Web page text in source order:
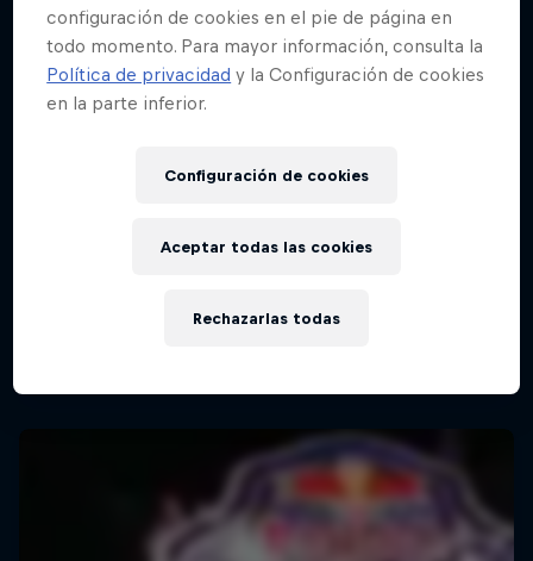
configuración de cookies en el pie de página en
todo momento. Para mayor información, consulta la
Política de privacidad y la Configuración de cookies
en la parte inferior.
Configuración de cookies
Rechazarlas todas
Aceptar todas las cookies